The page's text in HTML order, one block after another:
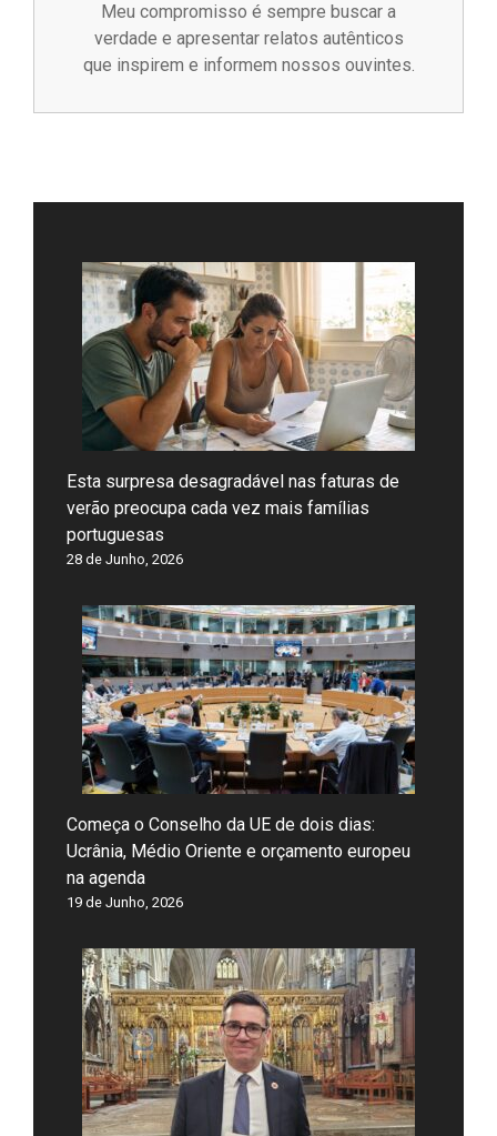
Meu compromisso é sempre buscar a
verdade e apresentar relatos autênticos
que inspirem e informem nossos ouvintes.
Esta surpresa desagradável nas faturas de
verão preocupa cada vez mais famílias
portuguesas
28 de Junho, 2026
Começa o Conselho da UE de dois dias:
Ucrânia, Médio Oriente e orçamento europeu
na agenda
19 de Junho, 2026